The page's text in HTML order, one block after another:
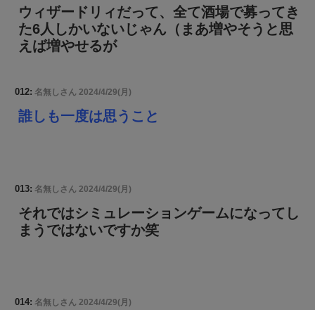
ウィザードリィだって、全て酒場で募ってき
た6人しかいないじゃん（まあ増やそうと思
えば増やせるが
012: 名無しさん 2024/4/29(月)
誰しも一度は思うこと
013: 名無しさん 2024/4/29(月)
それではシミュレーションゲームになってし
まうではないですか笑
014: 名無しさん 2024/4/29(月)